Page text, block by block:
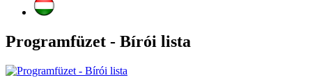
Programfüzet - Bírói lista